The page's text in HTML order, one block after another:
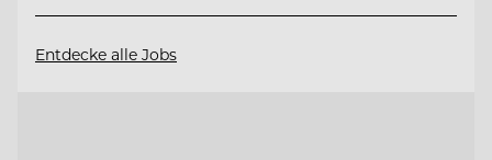
Entdecke alle Jobs